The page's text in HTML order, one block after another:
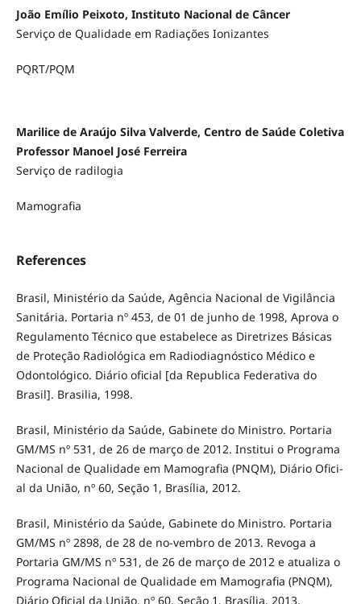
João Emílio Peixoto, Instituto Nacional de Câncer
Serviço de Qualidade em Radiações Ionizantes
PQRT/PQM
Marilice de Araújo Silva Valverde, Centro de Saúde Coletiva
Professor Manoel José Ferreira
Serviço de radilogia
Mamografia
References
Brasil, Ministério da Saúde, Agência Nacional de Vigilância
Sanitária. Portaria nº 453, de 01 de junho de 1998, Aprova o
Regulamento Técnico que estabelece as Diretrizes Básicas
de Proteção Radiológica em Radiodiagnóstico Médico e
Odontológico. Diário oficial [da Republica Federativa do
Brasil]. Brasilia, 1998.
Brasil, Ministério da Saúde, Gabinete do Ministro. Portaria
GM/MS nº 531, de 26 de março de 2012. Institui o Programa
Nacional de Qualidade em Mamografia (PNQM), Diário Ofici-
al da União, nº 60, Seção 1, Brasília, 2012.
Brasil, Ministério da Saúde, Gabinete do Ministro. Portaria
GM/MS nº 2898, de 28 de no-vembro de 2013. Revoga a
Portaria GM/MS nº 531, de 26 de março de 2012 e atualiza o
Programa Nacional de Qualidade em Mamografia (PNQM),
Diário Oficial da União, nº 60, Seção 1, Brasília, 2013.